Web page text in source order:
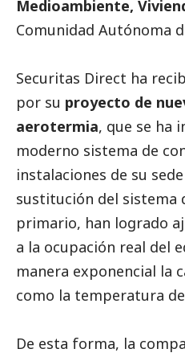
Medioambiente,
Comunidad Autónoma
Securitas Direct ha
por su proyecto de
aerotermia, que se ha
moderno sistema de
instalaciones de su
sustitución del sistema
primario, han logrado
a la ocupación real del
manera exponencial la
como la temperatura
De esta forma, la